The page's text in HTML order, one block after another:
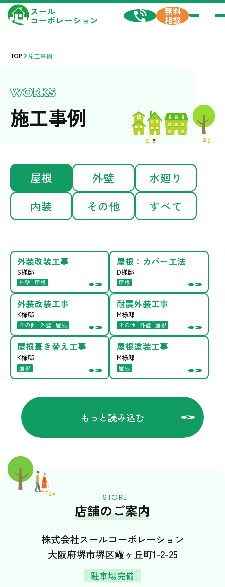
スール
コーポレーション
無料
相談
電話で問い合わせる
0120-34-2044
営業時間：9:00～17:00
定休日：毎週水曜日・毎月第1火曜日
メールで問い合わせる
無料相談する
LINEでもお気軽にご相談いただけます。
TOP 施工事例
WORKS
施工事例
屋根 外壁
水廻り
内装
その他 すべて
外装改装工事
S様邸
外壁 屋根
屋根：カバー工法
D様邸
屋根
外装改装工事
K様邸
その他 外壁 屋根
耐震外装工事
M様邸
その他 外壁 屋根
屋根葺き替え工事
K様邸
屋根
屋根塗装工事
M様邸
屋根
もっと読み込む
STORE
店舗のご案内
株式会社スールコーポレーション
大阪府堺市堺区霞ヶ丘町1-2-25
駐車場完備